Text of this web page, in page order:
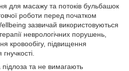
для масажу та потоків бульбашок
роботи перед початком
зазвичай використовуються
неврологічних порушень,
кровообігу, підвищення
та не вимагають